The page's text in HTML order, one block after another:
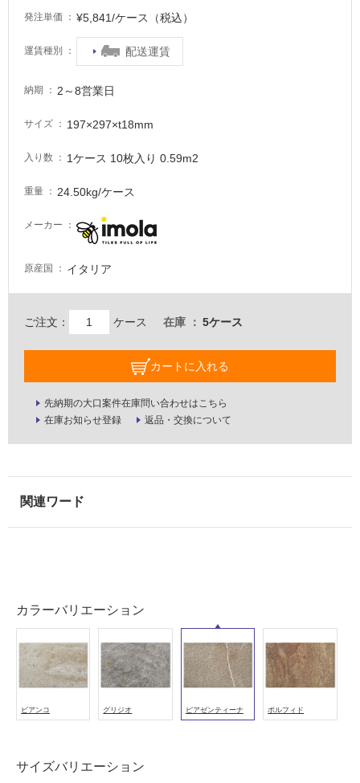
発注単価 ¥5,841/ケース（税込）
運賃種別 配送運賃
納期 2～8営業日
サイズ 197×297×t18mm
入り数 1ケース 10枚入り 0.59m2
重量 24.50kg/ケース
メーカー
原産国 イタリア
ご注文： ケース 在庫 5ケース
カートに入れる
先納期の大口案件在庫問い合わせはこちら
在庫お知らせ登録
返品・交換について
カラーバリエーション
ビアンコ グリジオ ピアゼンティーナ ポルフィド
サイズバリエーション
し
て
が
意
必
し
い
い
壁・
壁・
壁
使
用
可
能
(寒
地